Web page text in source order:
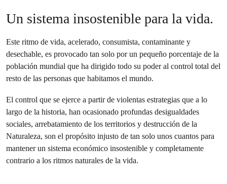
Un sistema insostenible para la vida.
Este ritmo de vida, acelerado, consumista, contaminante y
desechable, es provocado tan solo por un pequeño porcentaje de la
población mundial que ha dirigido todo su poder al control total del
resto de las personas que habitamos el mundo.
El control que se ejerce a partir de violentas estrategias que a lo
largo de la historia, han ocasionado profundas desigualdades
sociales, arrebatamiento de los territorios y destrucción de la
Naturaleza, son el propósito injusto de tan solo unos cuantos para
mantener un sistema económico insostenible y completamente
contrario a los ritmos naturales de la vida.